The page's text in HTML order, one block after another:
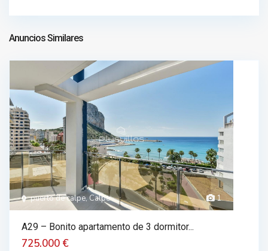
279.000 €
Anuncios Similares
1
puerto de calpe, Calpe
A29 – Bonito apartamento de 3 dormitor...
725.000 €